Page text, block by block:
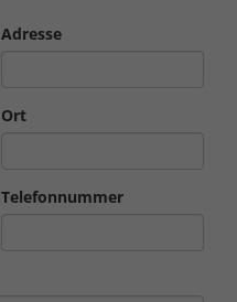
Adresse
Ort
Telefonnummer